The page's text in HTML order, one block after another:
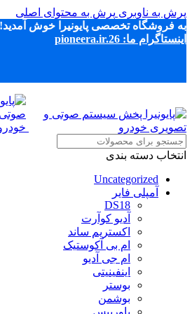
پرش به ناوبری پرش به محتوای اصلی
به فروشگاه تخصصی پایونیرا خوش آمدید!
اینستاگرام ما: pioneera.ir.26
انتخاب دسته بندی
Uncategorized
آمپلی فایر
DS18
آدیو کوآرت
اکستریم ساند
ام بی آکوستیک
ام جی آدیو
اینفینیتی
بوستر
بوشمن
پاوربیس